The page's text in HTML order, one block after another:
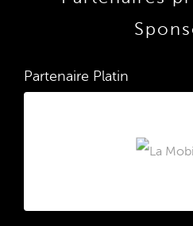
Partenaire Platin